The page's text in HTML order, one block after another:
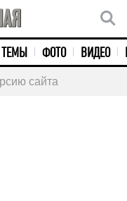
ТЕМЫ ФОТО ВИДЕО
сайта